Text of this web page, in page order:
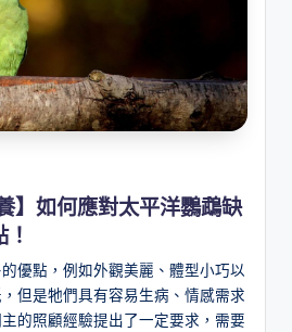
】如何應對太平洋鸚鵡缺
優點，例如外觀美麗、體型小巧以
但是牠們具有容易生病、情感需求
的照顧經驗提出了一定要求，需要